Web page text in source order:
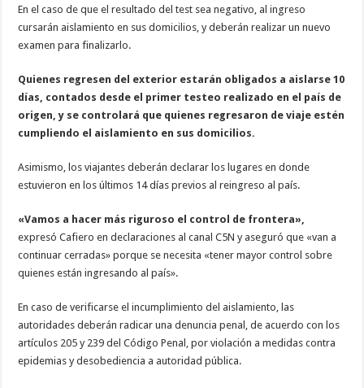
En el caso de que el resultado del test sea negativo, al ingreso
cursarán aislamiento en sus domicilios, y deberán realizar un nuevo
examen para finalizarlo.
Quienes regresen del exterior estarán obligados a aislarse 10
días, contados desde el primer testeo realizado en el país de
origen, y se controlará que quienes regresaron de viaje estén
cumpliendo el aislamiento en sus domicilios.
Asimismo, los viajantes deberán declarar los lugares en donde
estuvieron en los últimos 14 días previos al reingreso al país.
«Vamos a hacer más riguroso el control de frontera»,
expresó Cafiero en declaraciones al canal C5N y aseguró que «van a
continuar cerradas» porque se necesita «tener mayor control sobre
quienes están ingresando al país».
En caso de verificarse el incumplimiento del aislamiento, las
autoridades deberán radicar una denuncia penal, de acuerdo con los
artículos 205 y 239 del Código Penal, por violación a medidas contra
epidemias y desobediencia a autoridad pública.